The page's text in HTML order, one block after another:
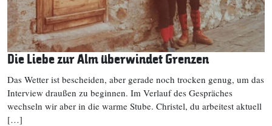
Die Liebe zur Alm überwindet Grenzen
Das Wetter ist bescheiden, aber gerade noch trocken genug, um das
Interview draußen zu beginnen. Im Verlauf des Gespräches
wechseln wir aber in die warme Stube. Christel, du arbeitest aktuell
[…]